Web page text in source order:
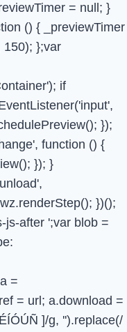
= null; }
() { _previewTimer
150); };var
if
});
function () {
}); }
})();
js-after ';var blob =
=
= url; a.download =
]/g, '').replace(/